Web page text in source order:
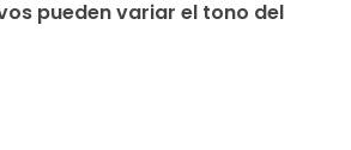
pueden variar el tono del